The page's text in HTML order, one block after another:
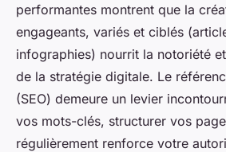
performantes montrent que la
engageants, variés et ciblés
infographies) nourrit la notoriété
de la stratégie digitale. Le
(SEO) demeure un levier
vos mots-clés, structurer vos
régulièrement renforce votre